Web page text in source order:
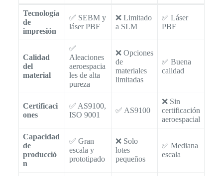
Tecnología
de
impresión
✅ SEBM y
láser PBF
❌ Limitado
a SLM
✅ Láser
PBF
Calidad
del
material
✅
Aleaciones
aeroespacia
les de alta
pureza
❌ Opciones
de
materiales
limitadas
✅ Buena
calidad
Certificaci
ones
✅ AS9100,
ISO 9001
✅ AS9100
❌ Sin
certificación
aeroespacial
Capacidad
de
producció
n
✅ Gran
escala y
prototipado
❌ Solo
lotes
pequeños
✅ Mediana
escala